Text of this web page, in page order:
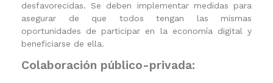
desfavorecidas. Se deben implementar medidas para
asegurar de que todos tengan las mismas
oportunidades de participar en la economía digital y
beneficiarse de ella.
Colaboración público-privada: